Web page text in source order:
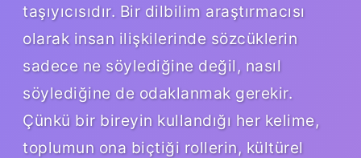
taşıyıcısıdır. Bir dilbilim araştırmacısı
olarak insan ilişkilerinde sözcüklerin
sadece ne söylediğine değil, nasıl
söylediğine de odaklanmak gerekir.
Çünkü bir bireyin kullandığı her kelime,
toplumun ona biçtiği rollerin, kültürel